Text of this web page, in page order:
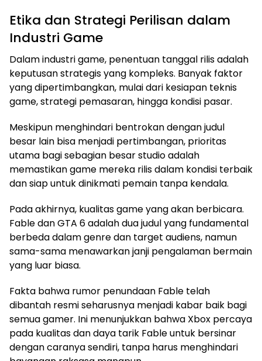
Etika dan Strategi Perilisan dalam
Industri Game
Dalam industri game, penentuan tanggal rilis adalah
keputusan strategis yang kompleks. Banyak faktor
yang dipertimbangkan, mulai dari kesiapan teknis
game, strategi pemasaran, hingga kondisi pasar.
Meskipun menghindari bentrokan dengan judul
besar lain bisa menjadi pertimbangan, prioritas
utama bagi sebagian besar studio adalah
memastikan game mereka rilis dalam kondisi terbaik
dan siap untuk dinikmati pemain tanpa kendala.
Pada akhirnya, kualitas game yang akan berbicara.
Fable dan GTA 6 adalah dua judul yang fundamental
berbeda dalam genre dan target audiens, namun
sama-sama menawarkan janji pengalaman bermain
yang luar biasa.
Fakta bahwa rumor penundaan Fable telah
dibantah resmi seharusnya menjadi kabar baik bagi
semua gamer. Ini menunjukkan bahwa Xbox percaya
pada kualitas dan daya tarik Fable untuk bersinar
dengan caranya sendiri, tanpa harus menghindari